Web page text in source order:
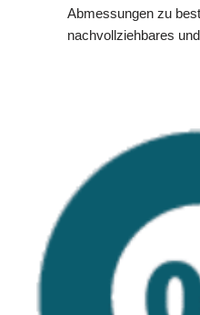
Abmessungen zu
nachvollziehbares